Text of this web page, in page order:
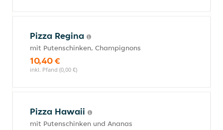
Pizza Regina
mit Putenschinken, Champignons
10,40 €
inkl. Pfand (0,00 €)
Pizza Hawaii
mit Putenschinken und Ananas